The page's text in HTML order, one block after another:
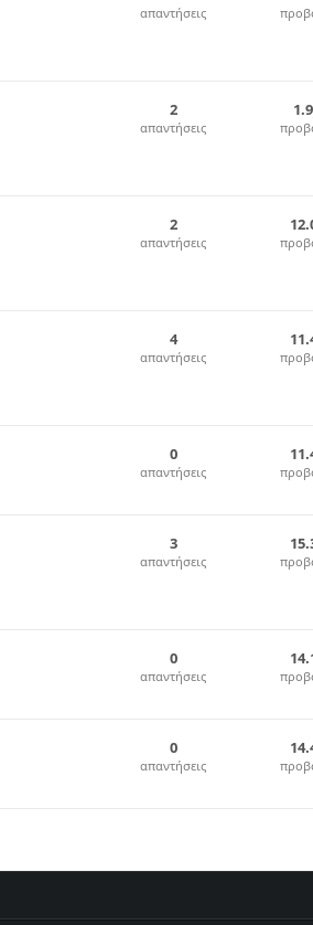
απαντήσεις
2
απαντήσεις
2
απαντήσεις
4
απαντήσεις
0
απαντήσεις
3
απαντήσεις
0
απαντήσεις
0
απαντήσεις